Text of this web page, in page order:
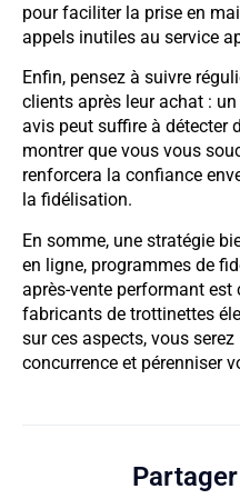
pour faciliter la prise en
appels inutiles au service
Enfin, pensez à suivre
clients après leur achat :
avis peut suffire à détecter
montrer que vous vous
renforcera la confiance
la fidélisation.
En somme, une stratégie
en ligne, programmes de
après-vente performant est
fabricants de trottinettes
sur ces aspects, vous
concurrence et pérenniser